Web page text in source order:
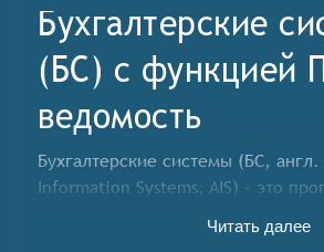
Бухгалтерские
(БС) c функцией
ведомость
Бухгалтерские системы (БС,
Information Systems, AIS) – это
бухгалтерского и фискального
Читать далее